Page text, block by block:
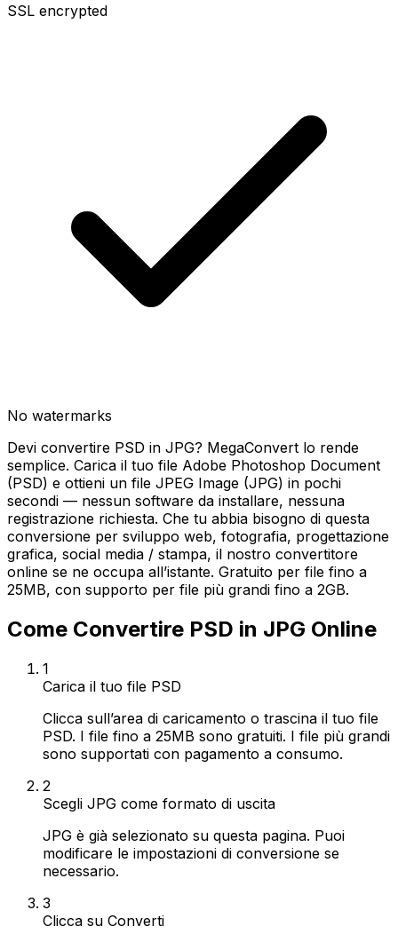
SSL encrypted
No watermarks
Devi convertire PSD in JPG? MegaConvert lo rende
semplice. Carica il tuo file Adobe Photoshop Document
(PSD) e ottieni un file JPEG Image (JPG) in pochi
secondi — nessun software da installare, nessuna
registrazione richiesta. Che tu abbia bisogno di questa
conversione per sviluppo web, fotografia, progettazione
grafica, social media / stampa, il nostro convertitore
online se ne occupa all’istante. Gratuito per file fino a
25MB, con supporto per file più grandi fino a 2GB.
Come Convertire PSD in JPG Online
1
Carica il tuo file PSD
Clicca sull’area di caricamento o trascina il tuo file
PSD. I file fino a 25MB sono gratuiti. I file più grandi
sono supportati con pagamento a consumo.
2
Scegli JPG come formato di uscita
JPG è già selezionato su questa pagina. Puoi
modificare le impostazioni di conversione se
necessario.
3
Clicca su Converti